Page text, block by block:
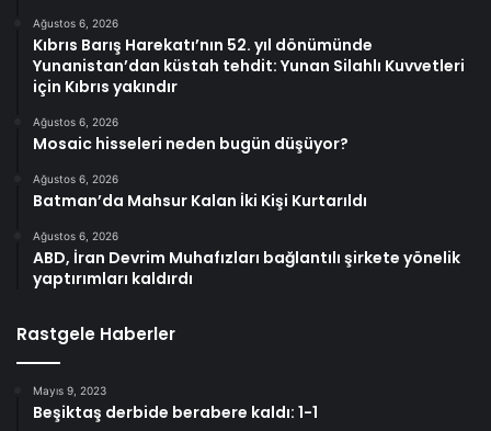
Ağustos 6, 2026
Kıbrıs Barış Harekatı’nın 52. yıl dönümünde
Yunanistan’dan küstah tehdit: Yunan Silahlı Kuvvetleri
için Kıbrıs yakındır
Ağustos 6, 2026
Mosaic hisseleri neden bugün düşüyor?
Ağustos 6, 2026
Batman’da Mahsur Kalan İki Kişi Kurtarıldı
Ağustos 6, 2026
ABD, İran Devrim Muhafızları bağlantılı şirkete yönelik
yaptırımları kaldırdı
Rastgele Haberler
Mayıs 9, 2023
Beşiktaş derbide berabere kaldı: 1-1